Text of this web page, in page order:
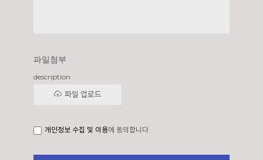
파일첨부
description
파일 업로드
개인정보 수집 및 이용에 동의합니다.